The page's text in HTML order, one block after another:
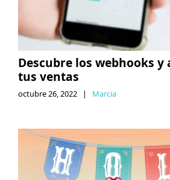
Descubre los webhooks
tus ventas
octubre 26, 2022 | Marcia